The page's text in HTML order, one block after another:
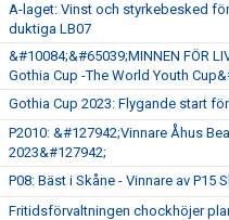
A-laget: Vinst och styrkebesked
duktiga LB07
&#10084;&#65039;MINNEN FÖR
Gothia Cup -The World Youth
Gothia Cup 2023: Flygande start
P2010: &#127942;Vinnare Åhus
2023&#127942;
P08: Bäst i Skåne - Vinnare av P15
Fritidsförvaltningen chockhöjer